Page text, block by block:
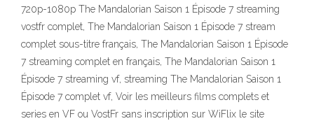
720p-1080p The Mandalorian Saison 1 Épisode 7 streaming
vostfr complet, The Mandalorian Saison 1 Épisode 7 stream
complet sous-titre français, The Mandalorian Saison 1 Épisode
7 streaming complet en français, The Mandalorian Saison 1
Épisode 7 streaming vf, streaming The Mandalorian Saison 1
Épisode 7 complet vf, Voir les meilleurs films complets et
series en VF ou VostFr sans inscription sur WiFlix le site